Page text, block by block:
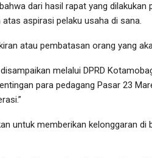
dari hasil rapat yang dilakukan
aspirasi pelaku usaha di sana.
atau pembatasan orang yang
melalui DPRD
para pedagang Pasar 23
untuk memberikan kelonggaran di